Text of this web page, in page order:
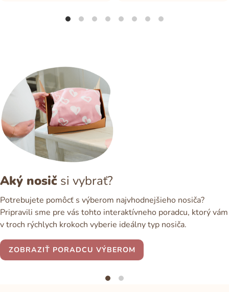
Aký nosič si vybrať?
Potrebujete pomôcť s výberom najvhodnejšieho nosiča?
Pripravili sme pre vás tohto interaktívneho poradcu, ktorý vám
v troch rýchlych krokoch vyberie ideálny typ nosiča.
ZOBRAZIŤ PORADCU VÝBEROM